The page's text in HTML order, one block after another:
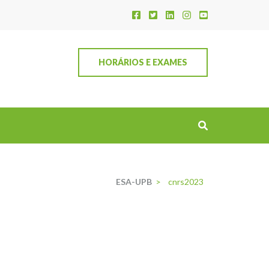
HORÁRIOS E EXAMES
ESA-UPB > cnrs2023